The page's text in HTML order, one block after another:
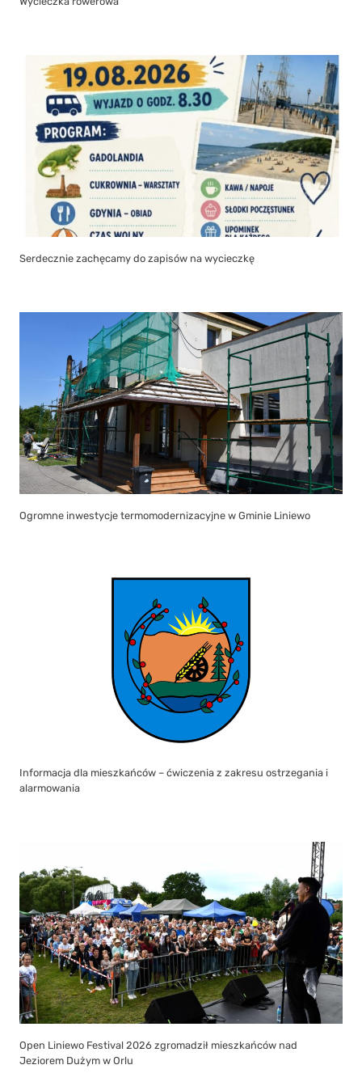
Serdecznie zachęcamy do zapisów na wycieczkę
Ogromne inwestycje termomodernizacyjne w Gminie Liniewo
Informacja dla mieszkańców – ćwiczenia z zakresu ostrzegania i
alarmowania
Open Liniewo Festival 2026 zgromadził mieszkańców nad
Jeziorem Dużym w Orlu